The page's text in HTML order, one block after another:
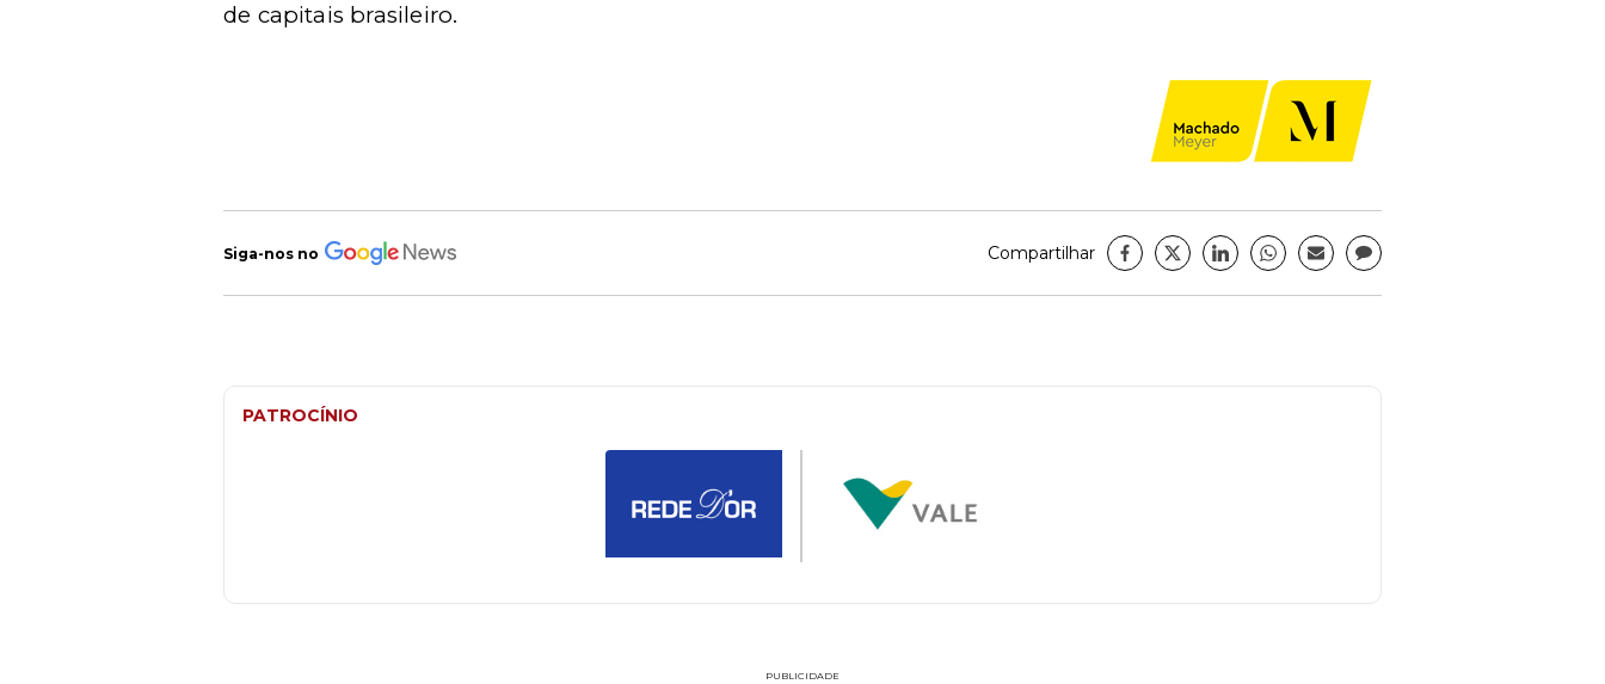
de capitais brasileiro.
Siga-nos no Compartilhar
PATROCÍNIO
PUBLICIDADE